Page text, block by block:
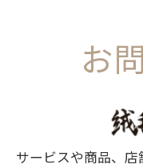
お
サービスや商品、